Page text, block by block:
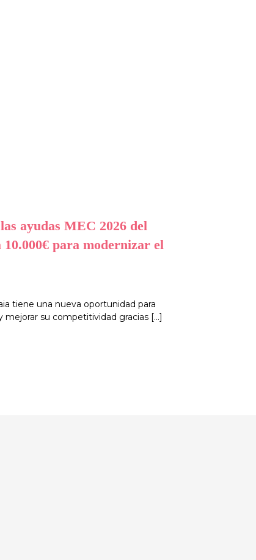
ayudas MEC 2026 del
10.000€ para modernizar el
tiene una nueva oportunidad para
mejorar su competitividad gracias [...]